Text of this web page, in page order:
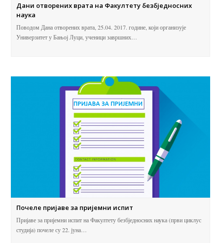
Дани отворених врата на Факултету безбједносних
наука
Поводом Дана отворених врата, 25.04. 2017. године, који организује
Универзитет у Бањој Луци, ученици завршних…
Почеле пријаве за пријемни испит
Пријаве за пријемни испит на Факултету безбједносних наука (први циклус
студија) почеле су 22. јуна…